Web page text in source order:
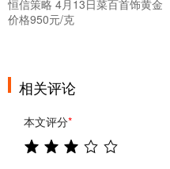
恒信策略 4月13日菜百首饰黄金
价格950元/克
相关评论
本文评分*